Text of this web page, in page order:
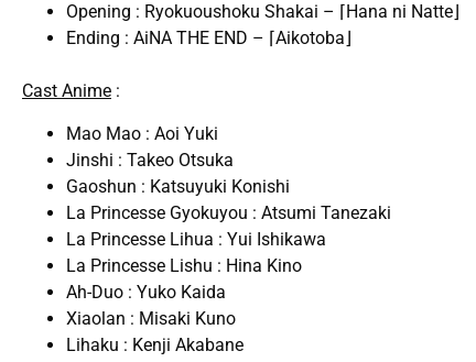
Opening : Ryokuoushoku Shakai – ⌈Hana ni Natte⌋
Ending : AiNA THE END – ⌈Aikotoba⌋
Cast Anime :
Mao Mao : Aoi Yuki
Jinshi : Takeo Otsuka
Gaoshun : Katsuyuki Konishi
La Princesse Gyokuyou : Atsumi Tanezaki
La Princesse Lihua : Yui Ishikawa
La Princesse Lishu : Hina Kino
Ah-Duo : Yuko Kaida
Xiaolan : Misaki Kuno
Lihaku : Kenji Akabane